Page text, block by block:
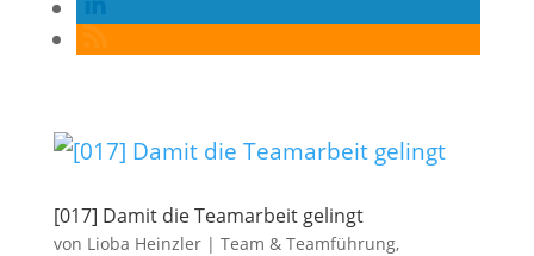
[017] Damit die Teamarbeit gelingt
von Lioba Heinzler| Team & Teamführung,